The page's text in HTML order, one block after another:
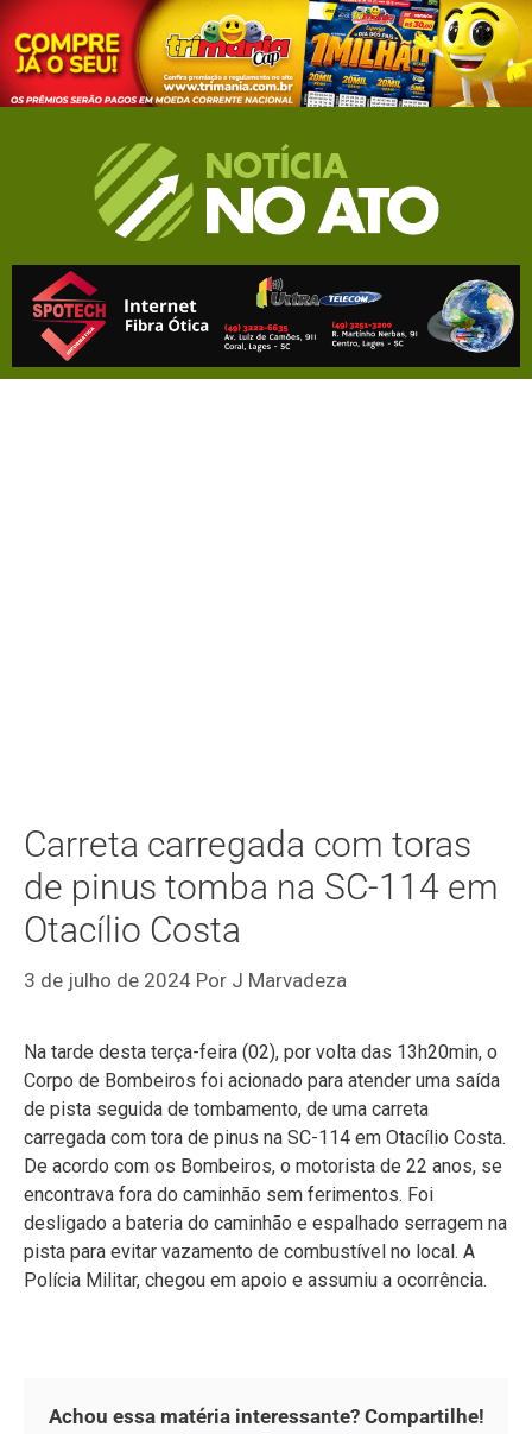
Carreta carregada com toras
de pinus tomba na SC-114 em
Otacílio Costa
3 de julho de 2024 Por J Marvadeza
Na tarde desta terça-feira (02), por volta das 13h20min, o
Corpo de Bombeiros foi acionado para atender uma saída
de pista seguida de tombamento, de uma carreta
carregada com tora de pinus na SC-114 em Otacílio Costa.
De acordo com os Bombeiros, o motorista de 22 anos, se
encontrava fora do caminhão sem ferimentos. Foi
desligado a bateria do caminhão e espalhado serragem na
pista para evitar vazamento de combustível no local. A
Polícia Militar, chegou em apoio e assumiu a ocorrência.
Achou essa matéria interessante? Compartilhe!